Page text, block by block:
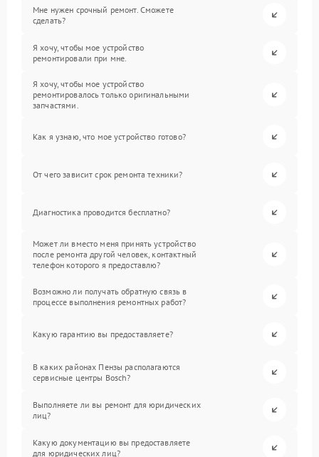
Мне нужен срочный ремонт. Сможете
сделать?
Я хочу, чтобы мое устройство
ремонтировали при мне.
Я хочу, чтобы мое устройство
ремонтировалось только оригинальными
запчастями.
Как я узнаю, что мое устройство готово?
От чего зависит срок ремонта техники?
Диагностика проводится бесплатно?
Может ли вместо меня принять устройство
после ремонта другой человек, контактный
телефон которого я предоставлю?
Возможно ли получать обратную связь в
процессе выполнения ремонтных работ?
Какую гарантию вы предоставляете?
В каких районах Пензы располагаются
сервисные центры Bosch?
Выполняете ли вы ремонт для юридических
лиц?
Какую документацию вы предоставляете
для юридических лиц?